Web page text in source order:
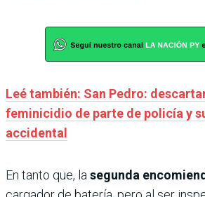
Leé también: San Pedro:
feminicidio de parte de policía y
accidental
En tanto que, la segunda